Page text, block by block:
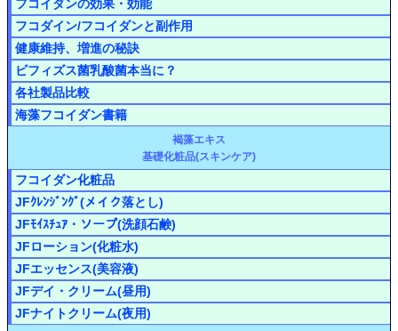
フコイダンの効果・効能
フコダイン/フコイダンと副作用
健康維持、増進の秘訣
ビフィズス菌乳酸菌本当に？
各社製品比較
海藻フコイダン書籍
褐藻エキス
基礎化粧品(スキンケア)
フコイダン化粧品
JFｸﾚﾝｼﾞﾝｸﾞ(メイク落とし)
JFﾓｲｽﾁｭｱ・ソープ(洗顔石鹸)
JFローション(化粧水)
JFエッセンス(美容液)
JFデイ・クリーム(昼用)
JFナイトクリーム(夜用)